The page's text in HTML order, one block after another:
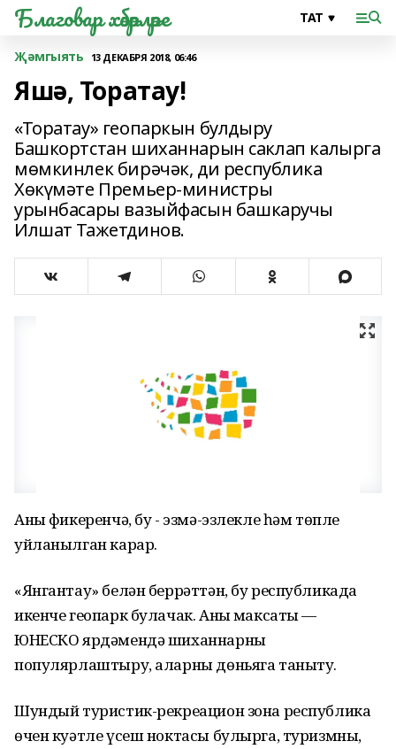
Благовар хәбәрләре
Җәмгыять 13 ДЕКАБРЯ 2018, 06:46
Яшә, Торатау!
«Торатау» геопаркын булдыру
Башкортстан шиханнарын саклап калырга
мөмкинлек бирәчәк, ди республика
Хөкүмәте Премьер-министры
урынбасары вазыйфасын башкаручы
Илшат Тажетдинов.
Аның фикеренчә, бу - эзмә-эзлекле һәм төпле
уйланылган карар.
«Янгантау» белән беррәттән, бу республикада
икенче геопарк булачак. Аның максаты —
ЮНЕСКО ярдәмендә шиханнарны
популярлаштыру, аларны дөньяга таныту.
Шундый туристик-рекреацион зона республика
өчен куәтле үсеш ноктасы булырга, туризмны,